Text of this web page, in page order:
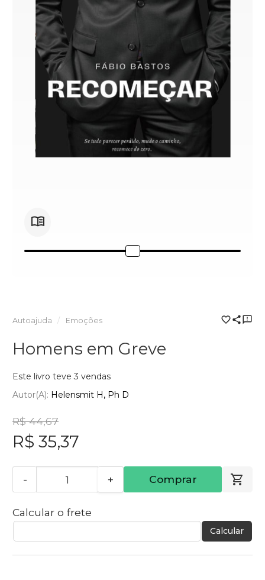
Autoajuda Emoções
Homens em Greve
Este livro teve 3 vendas
Autor(a): Helensmit H, Ph D
R$ 44,67
R$ 35,37
- + Comprar
Calcular o frete
Calcular